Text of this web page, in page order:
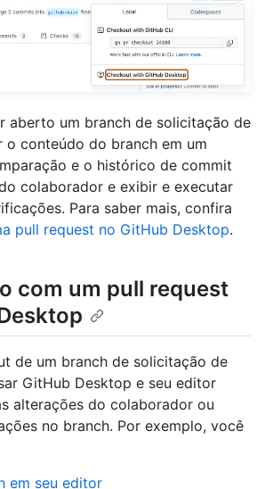
aberto um branch de solicitação de
o conteúdo do branch em um
e o histórico de commit
colaborador e exibir e executar
Para saber mais, confira
pull request no GitHub Desktop.
com um pull request
de um branch de solicitação de
GitHub Desktop e seu editor
alterações do colaborador ou
no branch. Por exemplo, você
em seu editor